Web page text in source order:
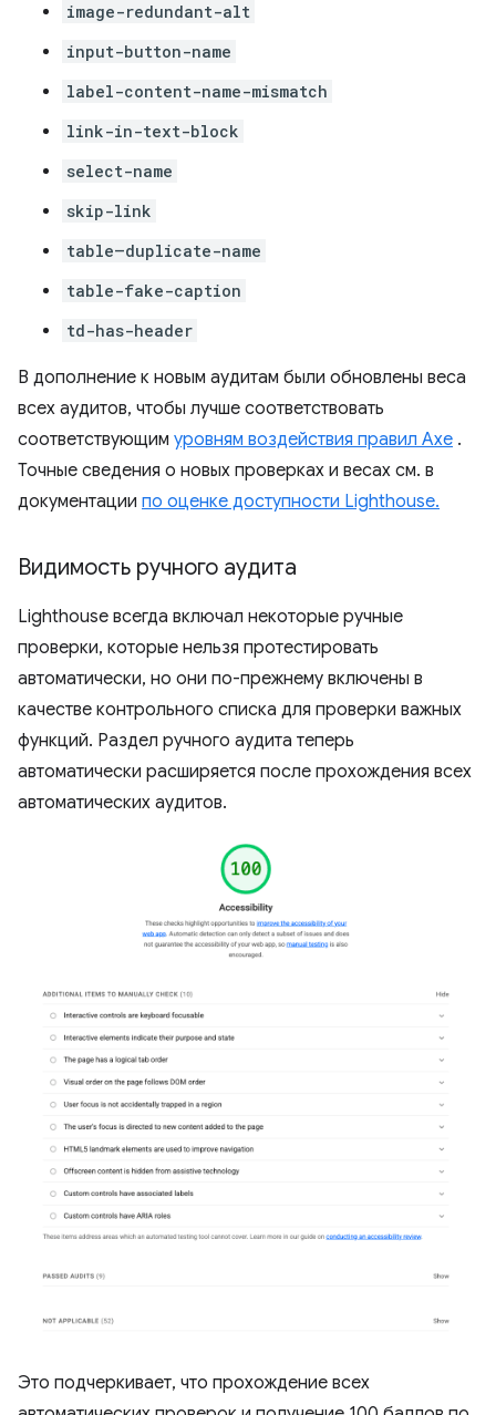
image-redundant-alt
input-button-name
label-content-name-mismatch
link-in-text-block
select-name
skip-link
table–duplicate-name
table-fake-caption
td-has-header
В дополнение к новым аудитам были обновлены веса
всех аудитов, чтобы лучше соответствовать
соответствующим уровням воздействия правил Axe .
Точные сведения о новых проверках и весах см. в
документации по оценке доступности Lighthouse.
Видимость ручного аудита
Lighthouse всегда включал некоторые ручные
проверки, которые нельзя протестировать
автоматически, но они по-прежнему включены в
качестве контрольного списка для проверки важных
функций. Раздел ручного аудита теперь
автоматически расширяется после прохождения всех
автоматических аудитов.
Это подчеркивает, что прохождение всех